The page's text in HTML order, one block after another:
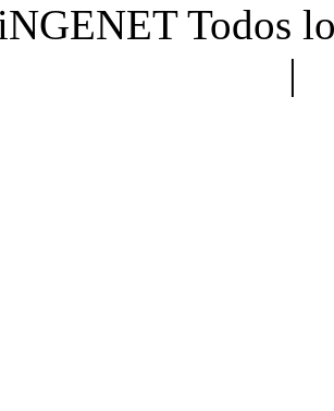
Todos
|